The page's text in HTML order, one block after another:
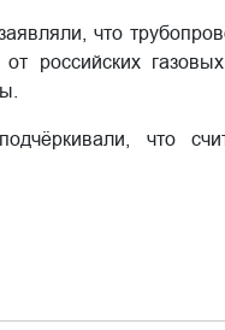
что
российских
что